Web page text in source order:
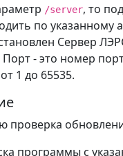
/server, то
по указанному
Сервер
Порт - это номер
1 до 65535.
проверка
программы с